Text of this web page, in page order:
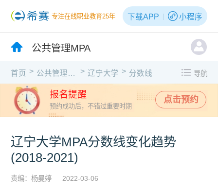
专注在线职业教育25年 下载APP 小程序
公共管理MPA
首页 > 公共管理MPA > 辽宁大学 > 分数线 导航
报名提醒
预约成功后，不错过重要时期
点击预约
辽宁大学MPA分数线变化趋势
(2018-2021)
责编：杨曼婷 2022-03-06